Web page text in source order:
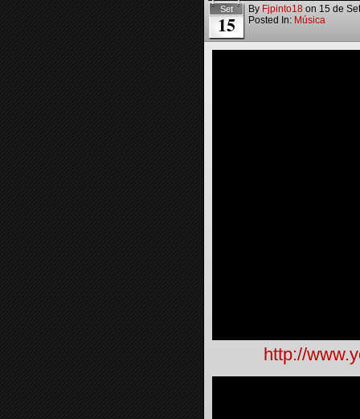
Set
15
By Fjpinto18 on 15 de
Posted In: Música
http://